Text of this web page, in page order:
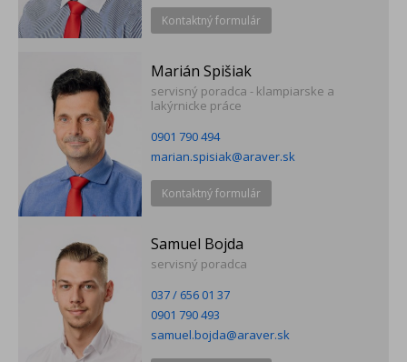
Kontaktný formulár
Marián Spišiak
servisný poradca - klampiarske a
lakýrnicke práce
0901 790 494
marian.spisiak@araver.sk
Kontaktný formulár
Samuel Bojda
servisný poradca
037 / 656 01 37
0901 790 493
samuel.bojda@araver.sk